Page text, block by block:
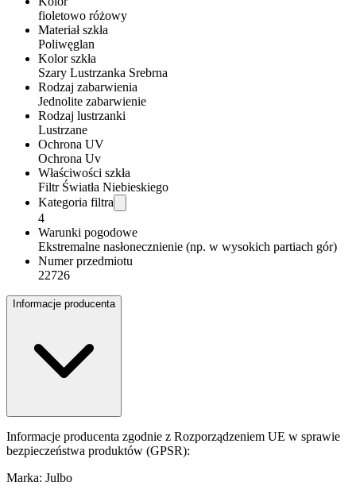
fioletowo różowy
Materiał szkła
Poliwęglan
Kolor szkła
Szary Lustrzanka Srebrna
Rodzaj zabarwienia
Jednolite zabarwienie
Rodzaj lustrzanki
Lustrzane
Ochrona UV
Ochrona Uv
Właściwości szkła
Filtr Światła Niebieskiego
Kategoria filtra
4
Warunki pogodowe
Ekstremalne nasłonecznienie (np. w wysokich partiach gór)
Numer przedmiotu
22726
Informacje producenta
Informacje producenta zgodnie z Rozporządzeniem UE w sprawie
bezpieczeństwa produktów (GPSR):
Marka: Julbo